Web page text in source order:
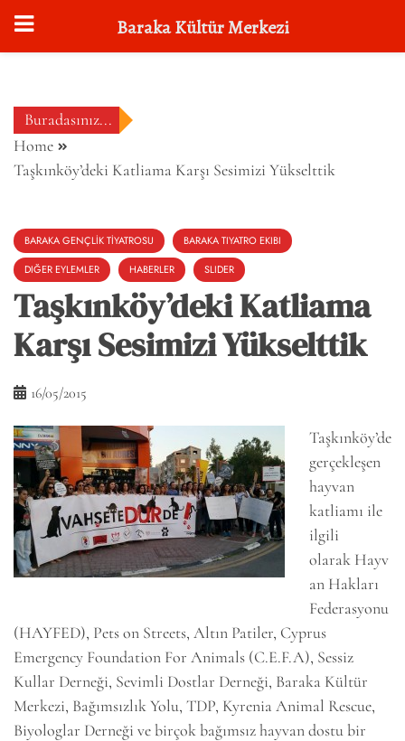
contentBuradasınız...
Home
Taşkınköy’deki Katliama Karşı Sesimizi Yükselttik
BARAKA GENÇLİK TİYATROSU
BARAKA TIYATRO EKIBI
DIĞER EYLEMLER
HABERLER SLIDER
Taşkınköy’deki Katliama
Karşı Sesimizi Yükselttik
16/05/2015
Taşkınköy’de
gerçekleşen
hayvan
katliamı ile
ilgili
olarak Hayv
an Hakları
Federasyonu
(HAYFED), Pets on Streets, Altın Patiler, Cyprus
Emergency Foundation For Animals (C.E.F.A), Sessiz
Kullar Derneği, Sevimli Dostlar Derneği, Baraka Kültür
Merkezi, Bağımsızlık Yolu, TDP, Kyrenia Animal Rescue,
Biyologlar Derneği ve birçok bağımsız hayvan dostu bir
Baraka Kültür Merkezi